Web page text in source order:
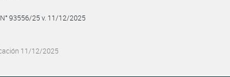
93556/25 v. 11/12/2025
11/12/2025